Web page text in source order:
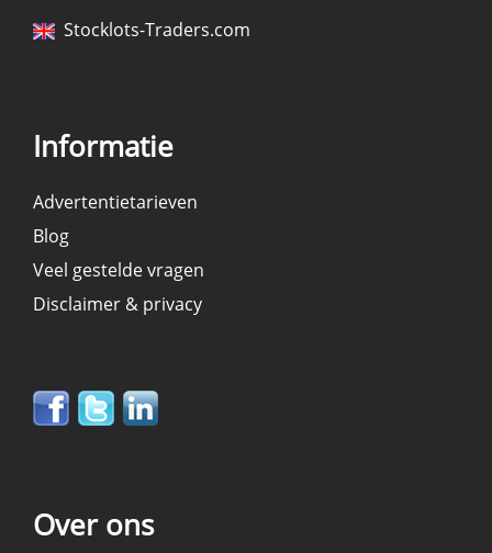
Stocklots-Traders.com
Informatie
Advertentietarieven
Blog
Veel gestelde vragen
Disclaimer & privacy
Over ons